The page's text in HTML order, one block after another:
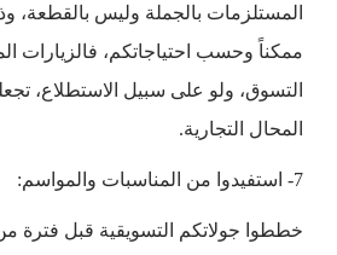
المستلزمات بالجملة وليس بالقطعة،
ممكناً وحسب احتياجاتكم، فالزيارات
التسوق، ولو على سبيل الاستطلاع،
المحال التجارية.
7- استفيدوا من المناسبات والمواسم:
خططوا جولاتكم التسويقية قبل فترة